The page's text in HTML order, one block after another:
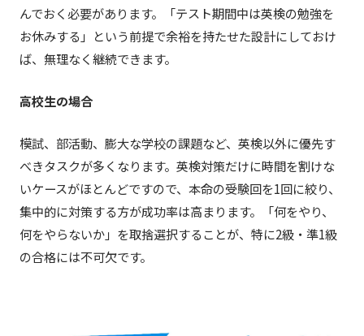
んでおく必要があります。「テスト期間中は英検の勉強を
お休みする」という前提で余裕を持たせた設計にしておけ
ば、無理なく継続できます。
高校生の場合
模試、部活動、膨大な学校の課題など、英検以外に優先す
べきタスクが多くなります。英検対策だけに時間を割けな
いケースがほとんどですので、本命の受験回を1回に絞り、
集中的に対策する方が成功率は高まります。「何をやり、
何をやらないか」を取捨選択することが、特に2級・準1級
の合格には不可欠です。